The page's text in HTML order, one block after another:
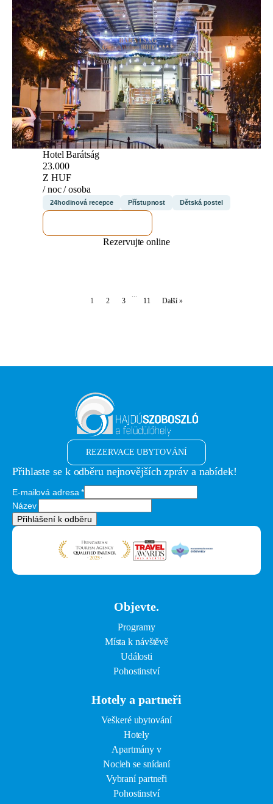
Hotel Barátság
23.000
Z HUF
/ noc / osoba
24hodinová recepce Přístupnost Dětská postel
Rezervujte online
1 2 3
...
11 Další »
REZERVACE UBYTOVÁNÍ
Přihlaste se k odběru nejnovějších zpráv a nabídek!
E-mailová adresa*
Název
Objevte.
Programy
Místa k návštěvě
Události
Pohostinství
Hotely a partneři
Veškeré ubytování
Hotely
Apartmány v
Nocleh se snídaní
Vybraní partneři
Pohostinství